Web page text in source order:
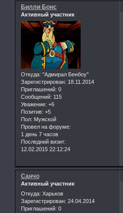
Билли Бонс
Активный участник
Откуда: "Адмирал Бенбоу"
Зарегистрирован: 18.11.2014
Приглашений: 0
Сообщений: 115
Уважение: +6
Позитив: +5
Пол: Мужской
Провел на форуме:
1 день 7 часов
Последний визит:
12.02.2015 22:12:24
Санчо
Активный участник
Откуда: Харьков
Зарегистрирован: 24.04.2014
Приглашений: 0